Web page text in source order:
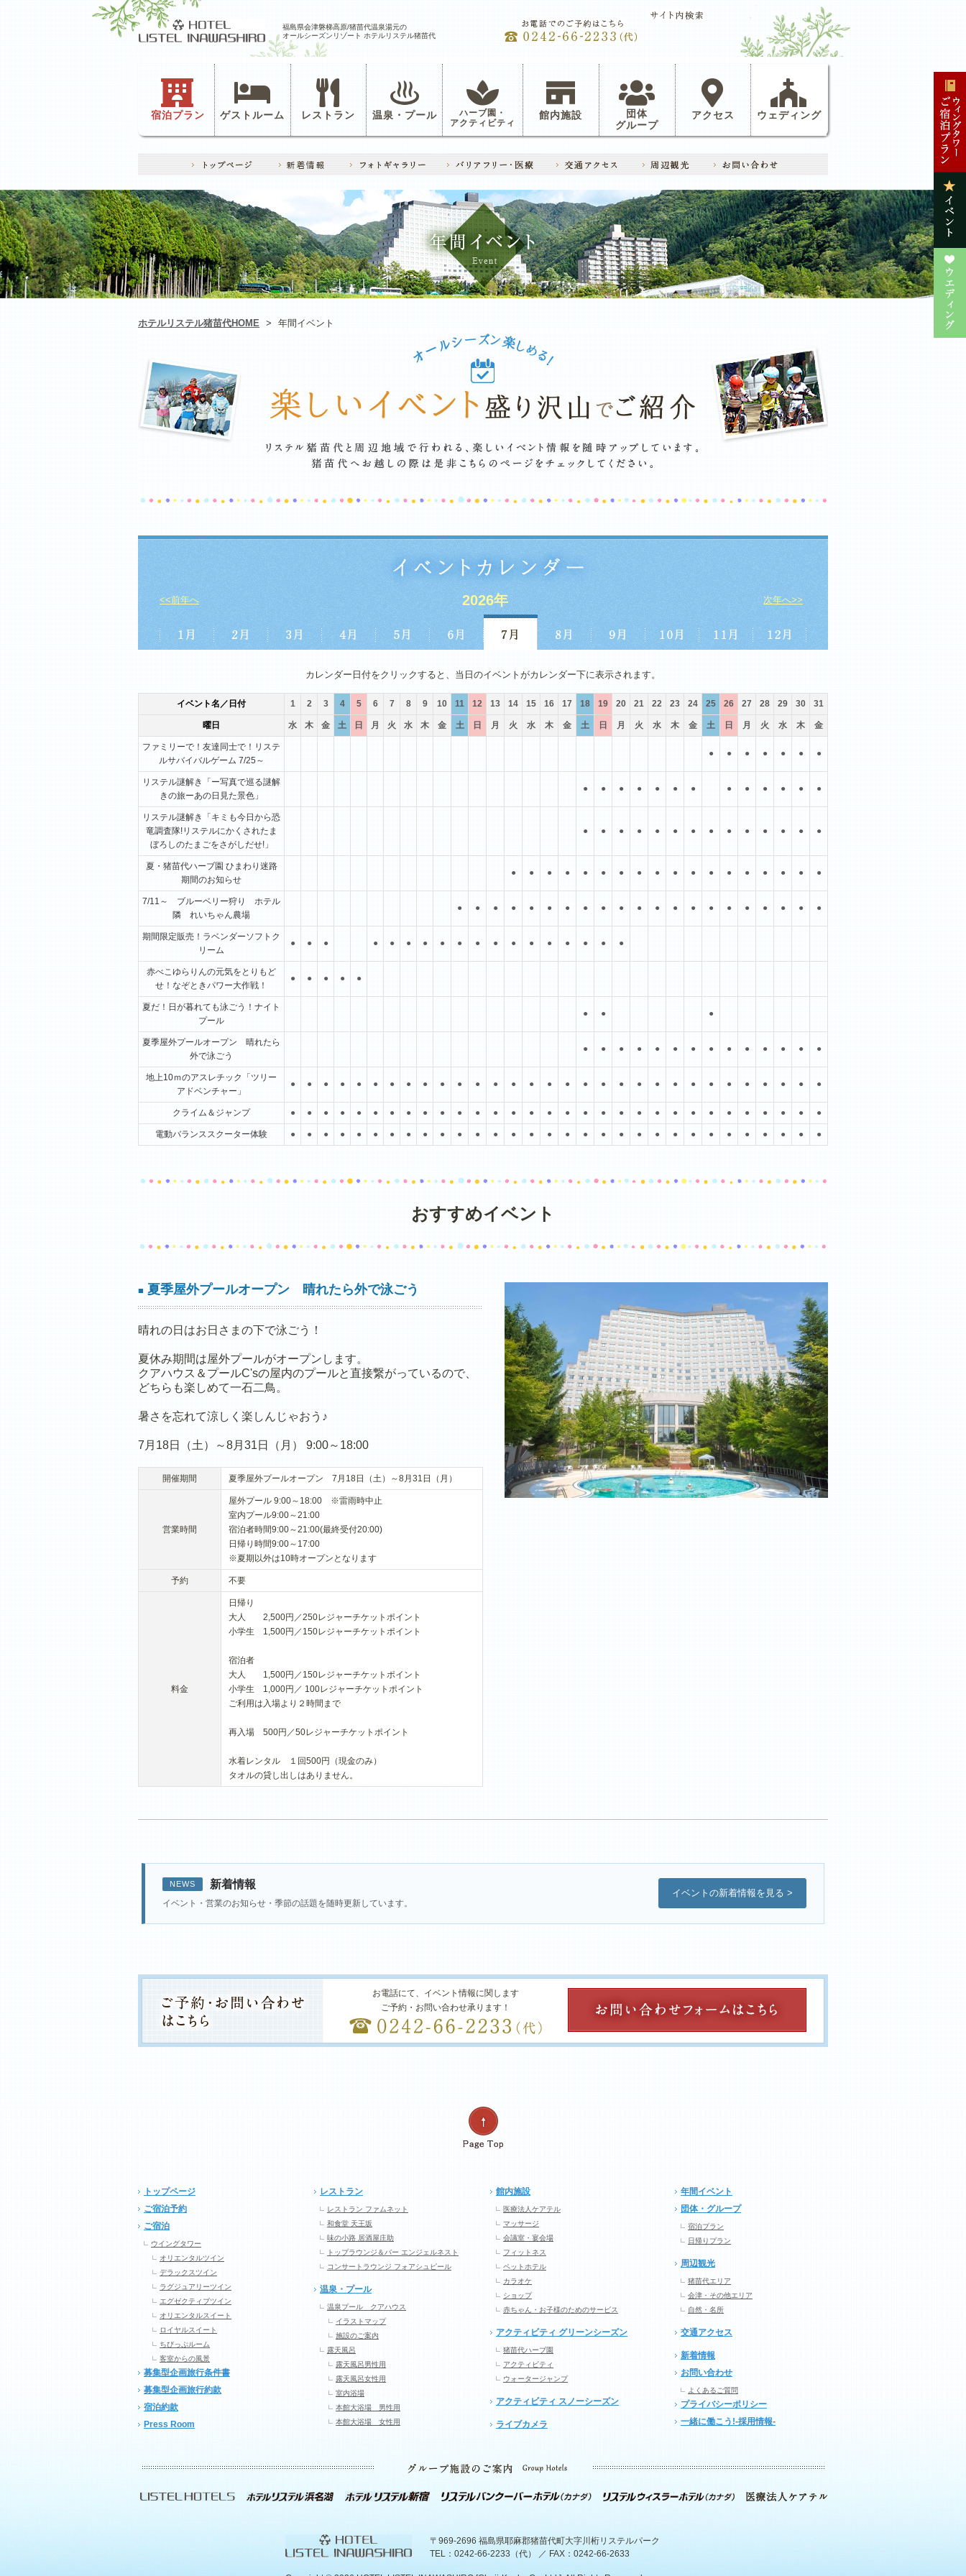
福島県会津磐梯高原/猪苗代温泉湯元の
オールシーズンリゾート ホテルリステル猪苗代
宿泊プラン ゲストルーム レストラン 温泉・プール ハーブ園・
アクティビティ
館内施設
団体
グループ
アクセス ウェディング
ホテルリステル猪苗代HOME > 年間イベント
<<前年へ 2026年 次年へ>>
カレンダー日付をクリックすると、当日のイベントがカレンダー下に表示されます。
イベント名／日付 1 2 3 4 5 6 7 8 9 10 11 12 13 14 15 16 17 18 19 20 21 22 23 24 25 26 27 28 29 30 31
曜日 水 木 金 土 日 月 火 水 木 金 土 日 月 火 水 木 金 土 日 月 火 水 木 金 土 日 月 火 水 木 金
ファミリーで！友達同士で！リステ
ルサバイバルゲーム 7/25～
● ● ● ● ● ● ●
リステル謎解き「ー写真で巡る謎解
きの旅ーあの日見た景色」
● ● ● ● ● ● ● ● ● ● ● ● ●
リステル謎解き「キミも今日から恐
竜調査隊!リステルにかくされたま
ぼろしのたまごをさがしだせ!」
● ● ● ● ● ● ● ● ● ● ● ● ● ●
夏・猪苗代ハーブ園 ひまわり迷路
期間のお知らせ
● ● ● ● ● ● ● ● ● ● ● ● ● ● ● ● ● ●
7/11～ ブルーベリー狩り ホテル
隣 れいちゃん農場
● ● ● ● ● ● ● ● ● ● ● ● ● ● ● ● ● ● ● ● ●
期間限定販売！ラベンダーソフトク
リーム
● ● ● ● ● ● ● ● ● ● ● ● ● ● ● ● ● ●
赤べこゆらりんの元気をとりもど
せ！なぞときパワー大作戦！
● ● ● ● ●
夏だ！日が暮れても泳ごう！ナイト
プール
● ● ●
夏季屋外プールオープン 晴れたら
外で泳ごう
● ● ● ● ● ● ● ● ● ● ● ● ● ●
地上10ｍのアスレチック「ツリー
アドベンチャー」
● ● ● ● ● ● ● ● ● ● ● ● ● ● ● ● ● ● ● ● ● ● ● ● ● ● ● ● ● ● ●
クライム＆ジャンプ ● ● ● ● ● ● ● ● ● ● ● ● ● ● ● ● ● ● ● ● ● ● ● ● ● ● ● ● ● ● ●
電動バランススクーター体験 ● ● ● ● ● ● ● ● ● ● ● ● ● ● ● ● ● ● ● ● ● ● ● ● ● ● ● ● ● ● ●
おすすめイベント
■ 夏季屋外プールオープン 晴れたら外で泳ごう
晴れの日はお日さまの下で泳ごう！
夏休み期間は屋外プールがオープンします。
クアハウス＆プールC'sの屋内のプールと直接繋がっているので、
どちらも楽しめて一石二鳥。
暑さを忘れて涼しく楽しんじゃおう♪
7月18日（土）～8月31日（月） 9:00～18:00
開催期間 夏季屋外プールオープン 7月18日（土）～8月31日（月）
営業時間
屋外プール 9:00～18:00 ※雷雨時中止
室内プール9:00～21:00
宿泊者時間9:00～21:00(最終受付20:00)
日帰り時間9:00～17:00
※夏期以外は10時オープンとなります
予約 不要
料金
日帰り
大人 2,500円／250レジャーチケットポイント
小学生 1,500円／150レジャーチケットポイント
宿泊者
大人 1,500円／150レジャーチケットポイント
小学生 1,000円／ 100レジャーチケットポイント
ご利用は入場より２時間まで
再入場 500円／50レジャーチケットポイント
水着レンタル １回500円（現金のみ）
タオルの貸し出しはありません。
NEWS 新着情報
イベント・営業のお知らせ・季節の話題を随時更新しています。
イベントの新着情報を見る >
お電話にて、イベント情報に関します
ご予約・お問い合わせ承ります！
トップページ
ご宿泊予約
ご宿泊
ウイングタワー
オリエンタルツイン
デラックスツイン
ラグジュアリーツイン
エグゼクティブツイン
オリエンタルスイート
ロイヤルスイート
ちびっぷルーム
客室からの風景
募集型企画旅行条件書
募集型企画旅行約款
宿泊約款
Press Room
レストラン
レストラン ファムネット
和食堂 天王坂
味の小路 居酒屋庄助
トップラウンジ＆バー エンジェルネスト
コンサートラウンジ フォアシュピール
温泉・プール
温泉プール クアハウス
イラストマップ
施設のご案内
露天風呂
露天風呂男性用
露天風呂女性用
室内浴場
本館大浴場 男性用
本館大浴場 女性用
館内施設
医療法人ケアテル
マッサージ
会議室・宴会場
フィットネス
ペットホテル
カラオケ
ショップ
赤ちゃん・お子様のためのサービス
アクティビティ グリーンシーズン
猪苗代ハーブ園
アクティビティ
ウォータージャンプ
アクティビティ スノーシーズン
ライブカメラ
年間イベント
団体・グループ
宿泊プラン
日帰りプラン
周辺観光
猪苗代エリア
会津・その他エリア
自然・名所
交通アクセス
新着情報
お問い合わせ
よくあるご質問
プライバシーポリシー
一緒に働こう!-採用情報-
〒969-2696 福島県耶麻郡猪苗代町大字川桁リステルパーク
TEL：0242-66-2233（代） ／ FAX：0242-66-2633